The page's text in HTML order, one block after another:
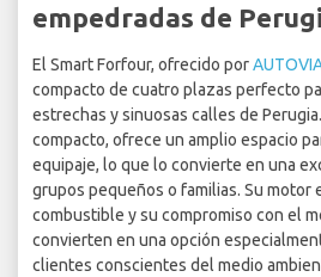
empedradas de
El Smart Forfour, ofrecido por
compacto de cuatro plazas perfecto
estrechas y sinuosas calles de
compacto, ofrece un amplio espacio
equipaje, lo que lo convierte en una
grupos pequeños o familias. Su motor
combustible y su compromiso con el
convierten en una opción
clientes conscientes del medio